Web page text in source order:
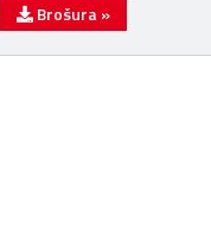
Brošura »